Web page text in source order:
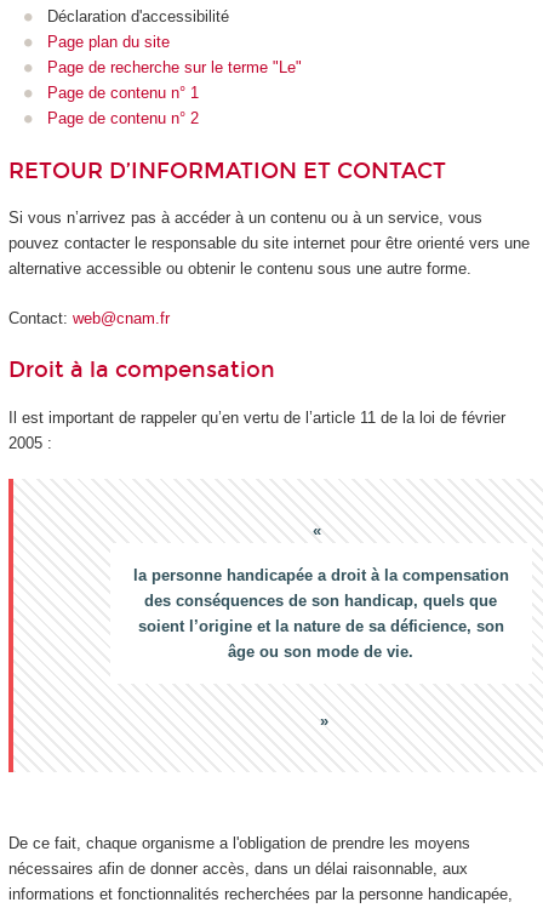
Déclaration d'accessibilité
Page plan du site
Page de recherche sur le terme "Le"
Page de contenu n° 1
Page de contenu n° 2
RETOUR D’INFORMATION ET CONTACT
Si vous n’arrivez pas à accéder à un contenu ou à un service, vous
pouvez contacter le responsable du site internet pour être orienté vers une
alternative accessible ou obtenir le contenu sous une autre forme.
Contact: web@cnam.fr
Droit à la compensation
Il est important de rappeler qu’en vertu de l’article 11 de la loi de février
2005 :
la personne handicapée a droit à la compensation
des conséquences de son handicap, quels que
soient l’origine et la nature de sa déficience, son
âge ou son mode de vie.
De ce fait, chaque organisme a l'obligation de prendre les moyens
nécessaires afin de donner accès, dans un délai raisonnable, aux
informations et fonctionnalités recherchées par la personne handicapée,